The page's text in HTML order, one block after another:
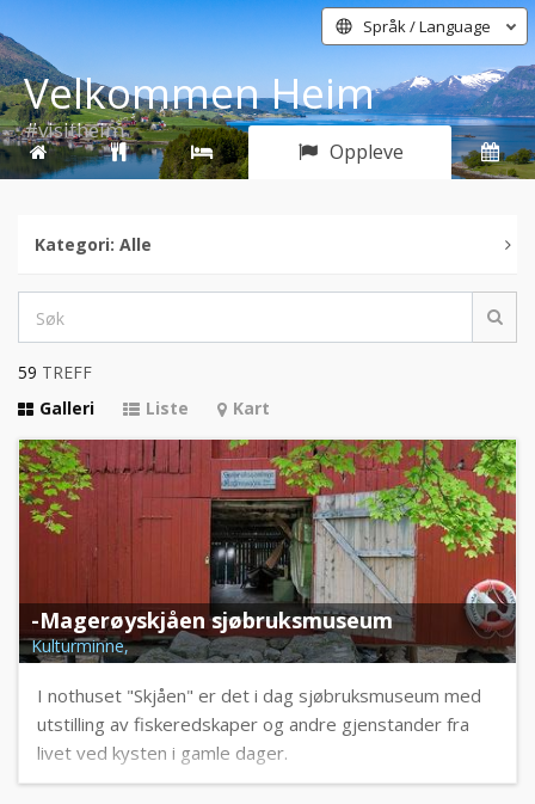
Språk / Language
Velkommen Heim
#visitheim
Oppleve
Kategori: Alle
59 TREFF
Galleri
Liste Kart
-Magerøyskjåen sjøbruksmuseum
Kulturminne,
I nothuset "Skjåen" er det i dag sjøbruksmuseum med
utstilling av fiskeredskaper og andre gjenstander fra
livet ved kysten i gamle dager.